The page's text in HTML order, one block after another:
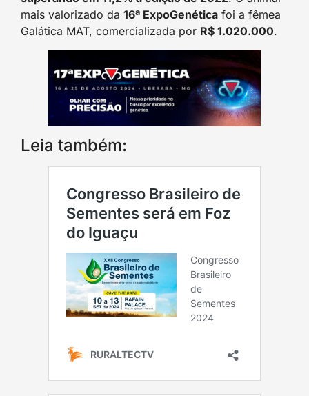
mais valorizado da 16ª ExpoGenética foi a fêmea
Galática MAT, comercializada por R$ 1.020.000.
Leia também: